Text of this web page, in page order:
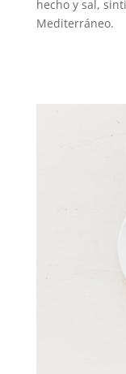
hecho y sal,
Mediterráneo.